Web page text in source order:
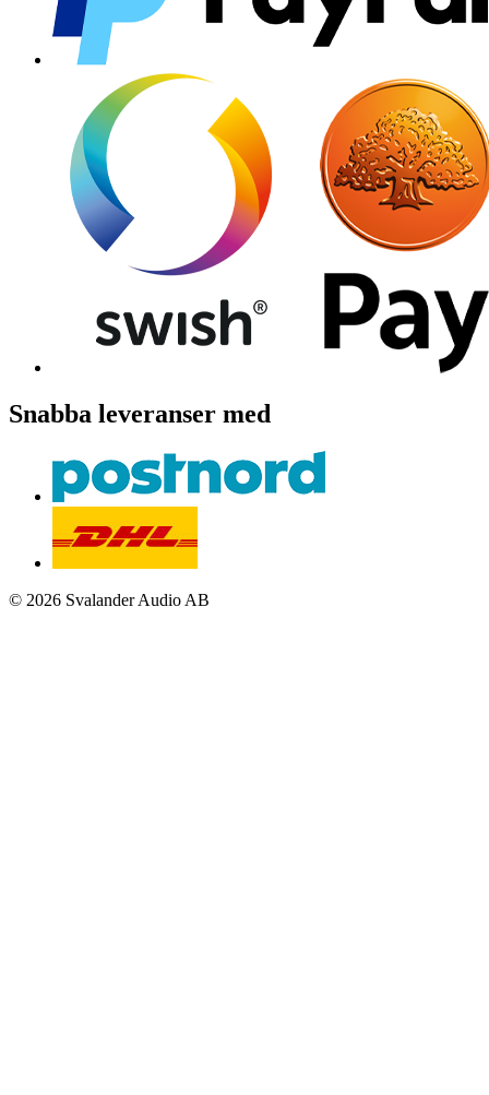
Snabba leveranser med
© 2026 Svalander Audio AB